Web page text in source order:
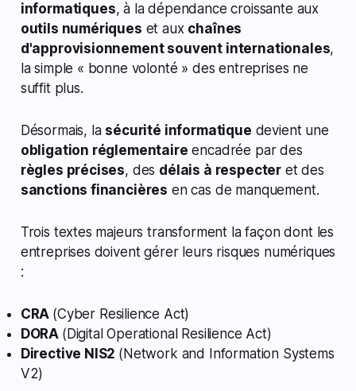
informatiques, à la dépendance croissante aux
outils numériques et aux chaînes
d'approvisionnement souvent internationales,
la simple « bonne volonté » des entreprises ne
suffit plus.
Désormais, la sécurité informatique devient une
obligation réglementaire encadrée par des
règles précises, des délais à respecter et des
sanctions financières en cas de manquement.
Trois textes majeurs transforment la façon dont les
entreprises doivent gérer leurs risques numériques
:
CRA (Cyber Resilience Act)
DORA (Digital Operational Resilience Act)
Directive NIS2 (Network and Information Systems
V2)